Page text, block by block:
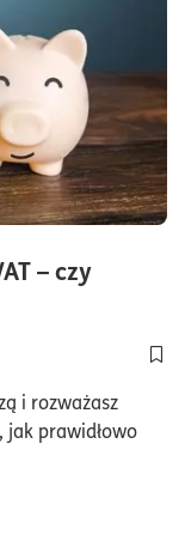
– czy
i rozważasz
prawidłowo